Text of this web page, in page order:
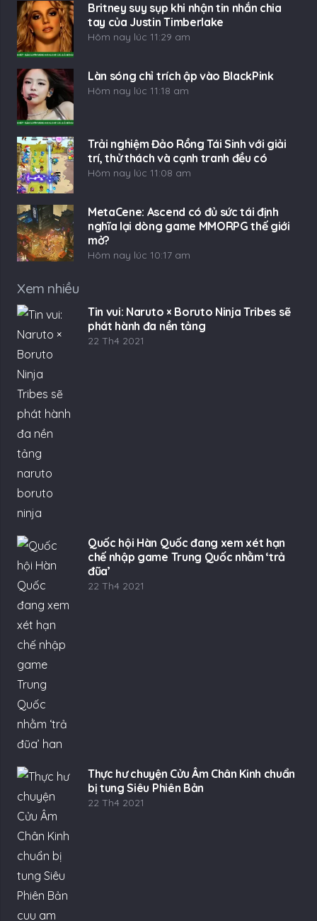
Britney suy sụp khi nhận tin nhắn chia
tay của Justin Timberlake
Hôm nay lúc 11:29 am
Làn sóng chỉ trích ập vào BlackPink
Hôm nay lúc 11:18 am
Trải nghiệm Đảo Rồng Tái Sinh với giải
trí, thử thách và cạnh tranh đều có
Hôm nay lúc 11:08 am
MetaCene: Ascend có đủ sức tái định
nghĩa lại dòng game MMORPG thế giới
mở?
Hôm nay lúc 10:17 am
Xem nhiều
Tin vui: Naruto × Boruto Ninja Tribes sẽ
phát hành đa nền tảng
22 Th4 2021
Quốc hội Hàn Quốc đang xem xét hạn
chế nhập game Trung Quốc nhằm ‘trả
đũa’
22 Th4 2021
Thực hư chuyện Cửu Âm Chân Kinh chuẩn
bị tung Siêu Phiên Bản
22 Th4 2021